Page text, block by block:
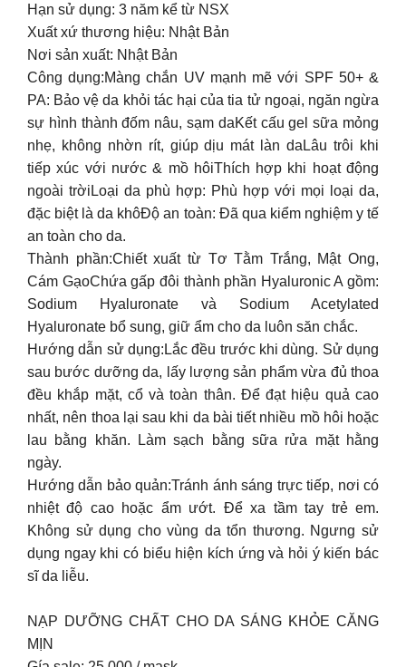
Hạn sử dụng: 3 năm kể từ NSX
Xuất xứ thương hiệu: Nhật Bản
Nơi sản xuất: Nhật Bản
Công dụng:Màng chắn UV mạnh mẽ với SPF 50+ &
PA: Bảo vệ da khỏi tác hại của tia tử ngoại, ngăn ngừa
sự hình thành đốm nâu, sạm daKết cấu gel sữa mỏng
nhẹ, không nhờn rít, giúp dịu mát làn daLâu trôi khi
tiếp xúc với nước & mồ hôiThích hợp khi hoạt động
ngoài trờiLoại da phù hợp: Phù hợp với mọi loại da,
đặc biệt là da khôĐộ an toàn: Đã qua kiểm nghiệm y tế
an toàn cho da.
Thành phần:Chiết xuất từ Tơ Tằm Trắng, Mật Ong,
Cám GạoChứa gấp đôi thành phần Hyaluronic A gồm:
Sodium Hyaluronate và Sodium Acetylated
Hyaluronate bổ sung, giữ ẩm cho da luôn săn chắc.
Hướng dẫn sử dụng:Lắc đều trước khi dùng. Sử dụng
sau bước dưỡng da, lấy lượng sản phẩm vừa đủ thoa
đều khắp mặt, cổ và toàn thân. Để đạt hiệu quả cao
nhất, nên thoa lại sau khi da bài tiết nhiều mồ hôi hoặc
lau bằng khăn. Làm sạch bằng sữa rửa mặt hằng
ngày.
Hướng dẫn bảo quản:Tránh ánh sáng trực tiếp, nơi có
nhiệt độ cao hoặc ẩm ướt. Để xa tầm tay trẻ em.
Không sử dụng cho vùng da tổn thương. Ngưng sử
dụng ngay khi có biểu hiện kích ứng và hỏi ý kiến bác
sĩ da liễu.
NẠP DƯỠNG CHẤT CHO DA SÁNG KHỎE CĂNG
MỊN